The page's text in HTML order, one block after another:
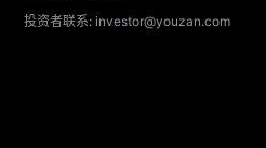
投资者联系: investor@youzan.com